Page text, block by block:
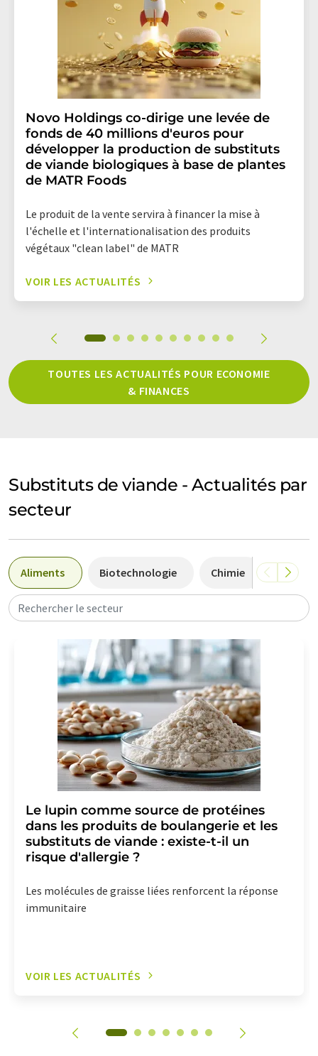
Novo Holdings co-dirige une levée de
fonds de 40 millions d'euros pour
développer la production de substituts
de viande biologiques à base de plantes
de MATR Foods
Le produit de la vente servira à financer la mise à
l'échelle et l'internationalisation des produits
végétaux "clean label" de MATR
VOIR LES ACTUALITÉS
TOUTES LES ACTUALITÉS POUR ECONOMIE
& FINANCES
Substituts de viande - Actualités par
secteur
Aliments Biotechnologie Chimie
Rechercher le secteur
Le lupin comme source de protéines
dans les produits de boulangerie et les
substituts de viande : existe-t-il un
risque d'allergie ?
Les molécules de graisse liées renforcent la réponse
immunitaire
VOIR LES ACTUALITÉS